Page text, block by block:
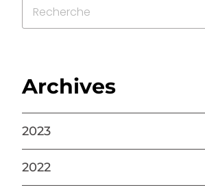
Archives
2023
2022